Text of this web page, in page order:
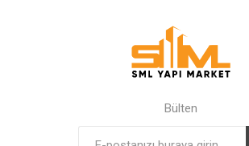
Bülten